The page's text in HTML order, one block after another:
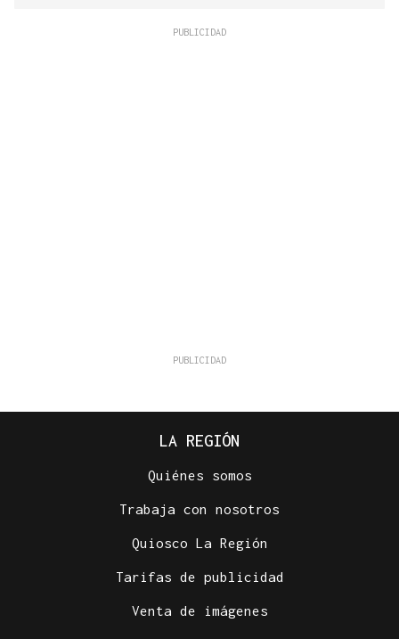
LA REGIÓN
Quiénes somos
Trabaja con nosotros
Quiosco La Región
Tarifas de publicidad
Venta de imágenes